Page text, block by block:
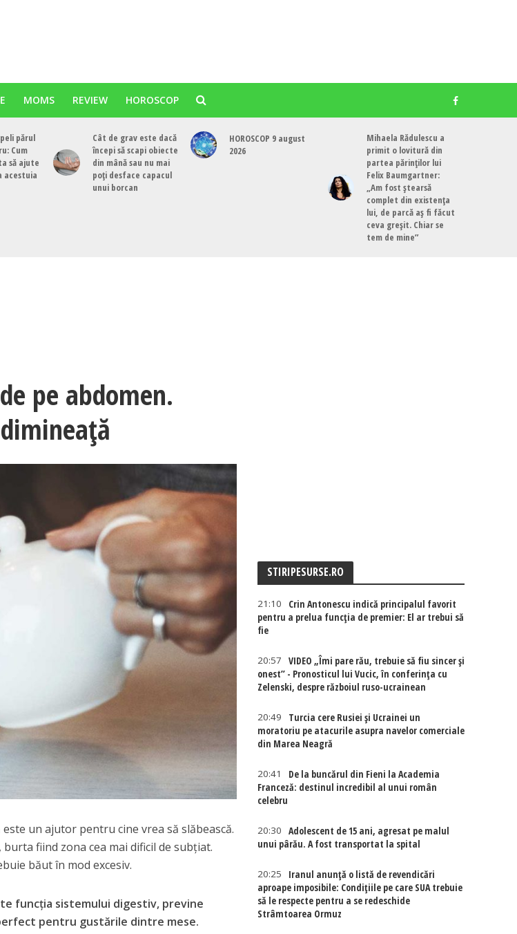
MOMS REVIEW HOROSCOP
părul
Cum
să ajute
acestuia
Cât de grav este dacă
începi să scapi obiecte
din mână sau nu mai
poți desface capacul
unui borcan
HOROSCOP 9 august
2026
Mihaela Rădulescu a
primit o lovitură din
partea părinților lui
Felix Baumgartner:
„Am fost ștearsă
complet din existența
lui, de parcă aș fi făcut
ceva greșit. Chiar se
tem de mine”
pe abdomen.
un ajutor pentru cine vrea să slăbească.
fiind zona cea mai dificil de subțiat.
băut în mod excesiv.
funcția sistemului digestiv, previne
pentru gustările dintre mese.
STIRIPESURSE.RO
21:10
Crin Antonescu indică principalul favorit
pentru a prelua funcția de premier: El ar trebui să
fie
20:57
VIDEO „Îmi pare rău, trebuie să fiu sincer și
onest” - Pronosticul lui Vucic, în conferința cu
Zelenski, despre războiul ruso-ucrainean
20:49
Turcia cere Rusiei și Ucrainei un
moratoriu pe atacurile asupra navelor comerciale
din Marea Neagră
20:41
De la buncărul din Fieni la Academia
Franceză: destinul incredibil al unui român
celebru
20:30
Adolescent de 15 ani, agresat pe malul
unui pârău. A fost transportat la spital
20:25
Iranul anunță o listă de revendicări
aproape imposibile: Condițiile pe care SUA trebuie
să le respecte pentru a se redeschide
Strâmtoarea Ormuz